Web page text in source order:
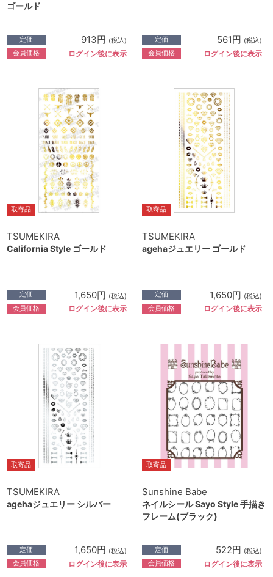
ゴールド
定価 913円 (税込)
会員価格 ログイン後に表示
定価 561円 (税込)
会員価格 ログイン後に表示
取寄品
TSUMEKIRA
California Style ゴールド
定価 1,650円 (税込)
会員価格 ログイン後に表示
取寄品
TSUMEKIRA
agehaジュエリー ゴールド
定価 1,650円 (税込)
会員価格 ログイン後に表示
取寄品
TSUMEKIRA
agehaジュエリー シルバー
定価 1,650円 (税込)
会員価格 ログイン後に表示
取寄品
Sunshine Babe
ネイルシール Sayo Style 手描き
フレーム(ブラック)
定価 522円 (税込)
会員価格 ログイン後に表示